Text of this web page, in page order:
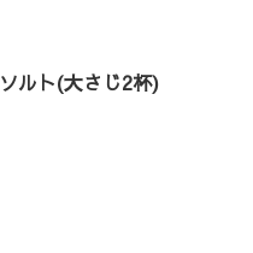
ルト(大さじ2杯)